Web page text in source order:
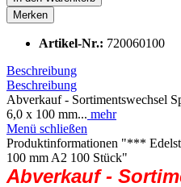
Merken
Artikel-Nr.: 720060100
Beschreibung
Beschreibung
Abverkauf - Sortimentswechsel
6,0 x 100 mm... mehr
Menü schließen
Produktinformationen "***
100 mm A2 100 Stück"
Abverkauf -